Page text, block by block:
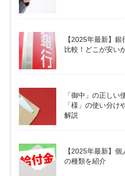
【2025年最新】
比較！どこが安い
「御中」の正しい
「様」の使い分け
解説
【2025年最新】
の種類を紹介